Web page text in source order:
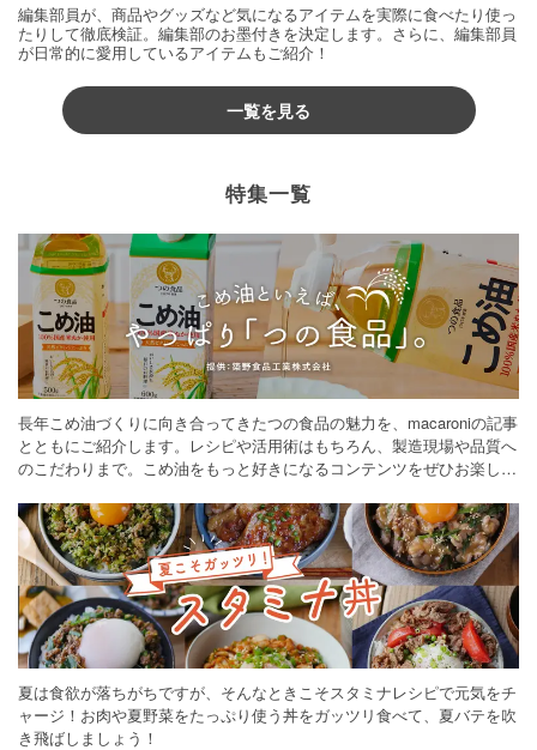
編集部員が、商品やグッズなど気になるアイテムを実際に食べたり使っ
たりして徹底検証。編集部のお墨付きを決定します。さらに、編集部員
が日常的に愛用しているアイテムもご紹介！
一覧を見る
特集一覧
長年こめ油づくりに向き合ってきたつの食品の魅力を、macaroniの記事
とともにご紹介します。レシピや活用術はもちろん、製造現場や品質へ
のこだわりまで。こめ油をもっと好きになるコンテンツをぜひお楽しみ
夏は食欲が落ちがちですが、そんなときこそスタミナレシピで元気をチ
ャージ！お肉や夏野菜をたっぷり使う丼をガッツリ食べて、夏バテを吹
き飛ばしましょう！